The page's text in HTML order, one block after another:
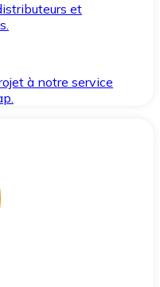
et
à notre service